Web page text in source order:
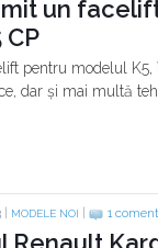
un
CP
pentru modelul
dar și mai multă
MODELE NOI 1